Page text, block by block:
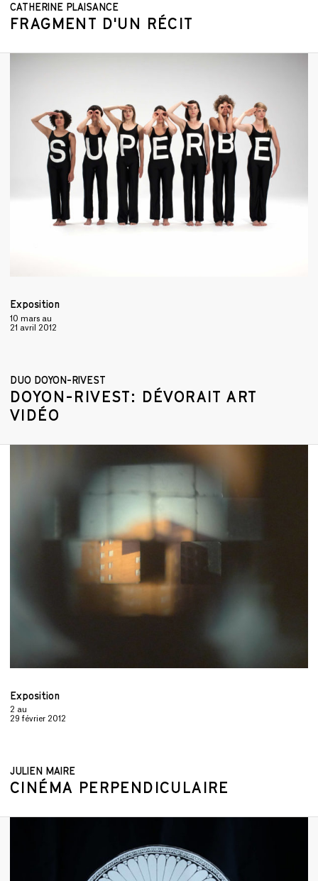
CATHERINE PLAISANCE
FRAGMENT D'UN RÉCIT
Exposition
10 mars au
21 avril 2012
DUO DOYON-RIVEST
DOYON-RIVEST: DÉVORAIT ART
VIDÉO
Exposition
2 au
29 février 2012
JULIEN MAIRE
CINÉMA PERPENDICULAIRE